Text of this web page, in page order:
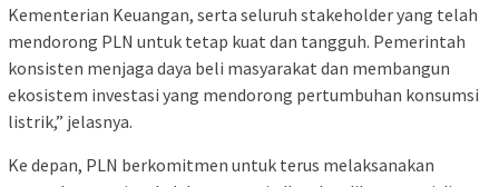
Kementerian Keuangan, serta seluruh stakeholder yang telah
mendorong PLN untuk tetap kuat dan tangguh. Pemerintah
konsisten menjaga daya beli masyarakat dan membangun
ekosistem investasi yang mendorong pertumbuhan konsumsi
listrik,” jelasnya.
Ke depan, PLN berkomitmen untuk terus melaksanakan